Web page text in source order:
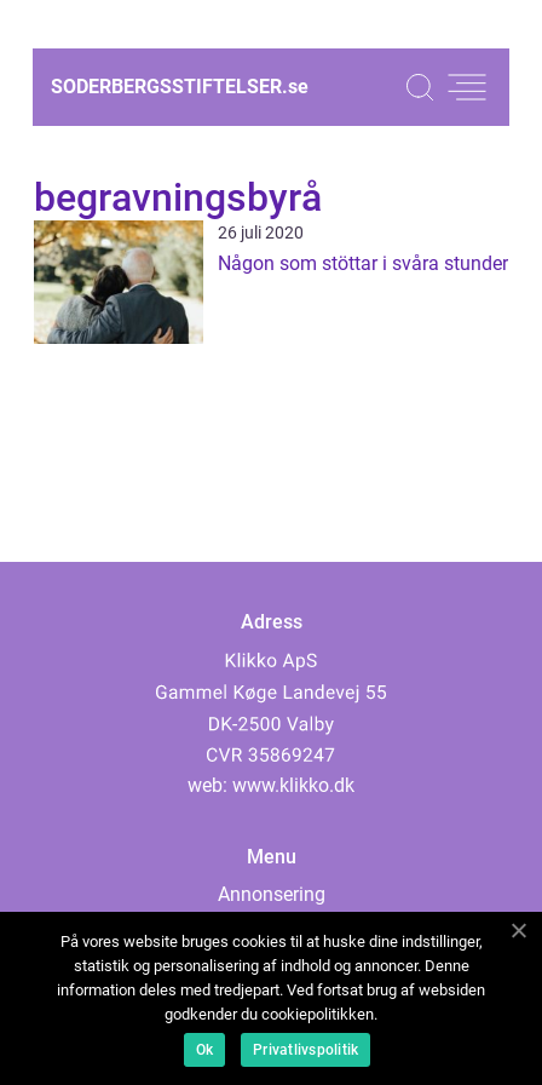
SODERBERGSSTIFTELSER.se
begravningsbyrå
26 juli 2020
Någon som stöttar i svåra stunder
Adress
web: www.klikko.dk
Menu
Annonsering
Cookies
Kontakta oss
Sitemap
På vores website bruges cookies til at huske dine indstillinger,
statistik og personalisering af indhold og annoncer. Denne
information deles med tredjepart. Ved fortsat brug af websiden
godkender du cookiepolitikken.
Ok Privatlivspolitik